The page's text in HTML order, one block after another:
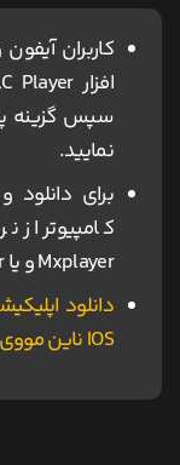
کاربران
سپس گزینه
نمایید.
برای
Mxplayer و یا KmPlayer استفاده کنید.
IOS ناین مووی.